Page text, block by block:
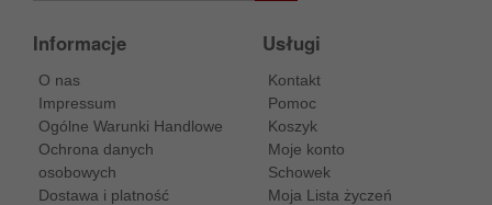
Informacje
O nas
Impressum
Ogólne Warunki Handlowe
Ochrona danych
osobowych
Dostawa i platność
Usługi
Kontakt
Pomoc
Koszyk
Moje konto
Schowek
Moja Lista życzeń